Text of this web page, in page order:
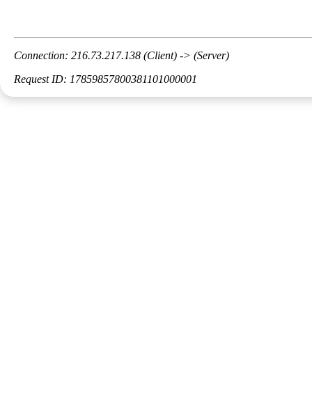
Connection: 216.73.217.138 (Client) -> (Server)
Request ID: 17859857800381101000001